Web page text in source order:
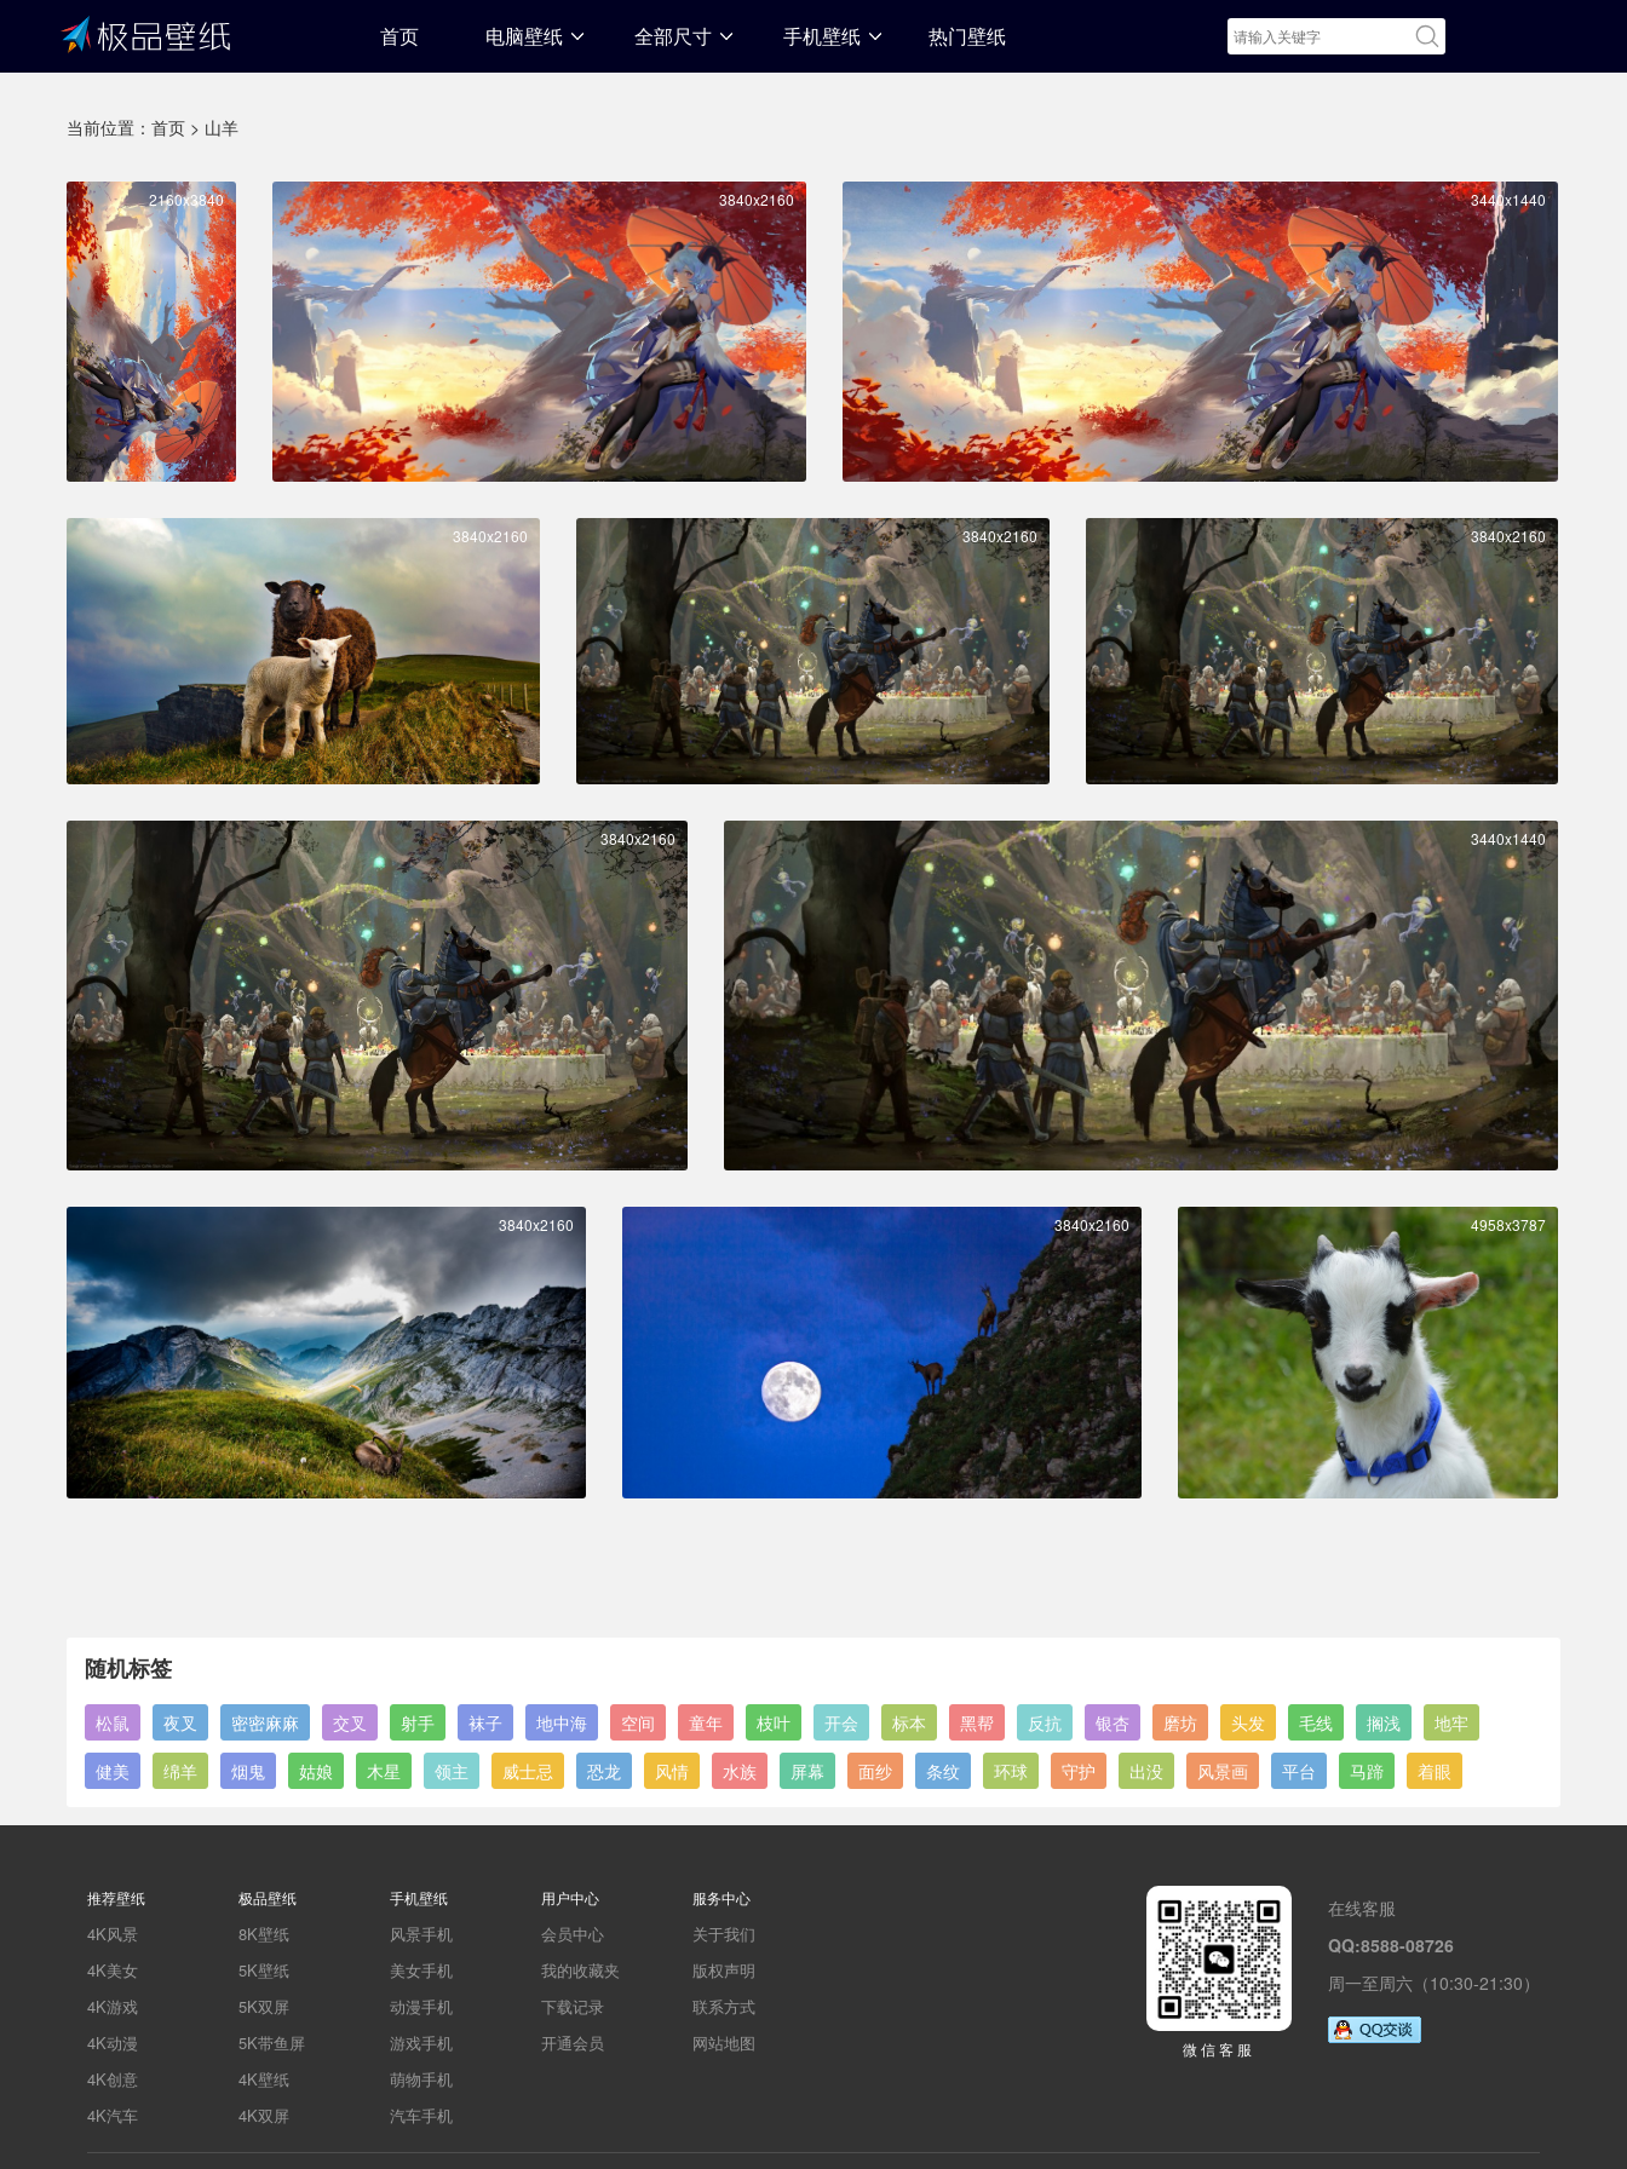
首页 电脑壁纸 全部尺寸 手机壁纸 热门壁纸
当前位置： 首页 > 山羊
2160x3840 3840x2160 3440x1440
3840x2160 3840x2160 3840x2160
3840x2160 3440x1440
3840x2160 3840x2160 4958x3787
随机标签
松鼠 夜叉 密密麻麻 交叉 射手 袜子 地中海 空间 童年 枝叶 开会 标本 黑帮 反抗 银杏 磨坊 头发 毛线 搁浅
地牢
健美
绵羊 烟鬼 姑娘 木星 领主 威士忌 恐龙 风情 水族 屏幕 面纱 条纹 环球 守护 出没 风景画 平台 马蹄 着眼
推荐壁纸
4K风景
4K美女
4K游戏
4K动漫
4K创意
4K汽车
极品壁纸
8K壁纸
5K壁纸
5K双屏
5K带鱼屏
4K壁纸
4K双屏
手机壁纸
风景手机
美女手机
动漫手机
游戏手机
萌物手机
汽车手机
用户中心
会员中心
我的收藏夹
下载记录
开通会员
服务中心
关于我们
版权声明
联系方式
网站地图
微信客服
在线客服
QQ:8588-08726
周一至周六（10:30-21:30）